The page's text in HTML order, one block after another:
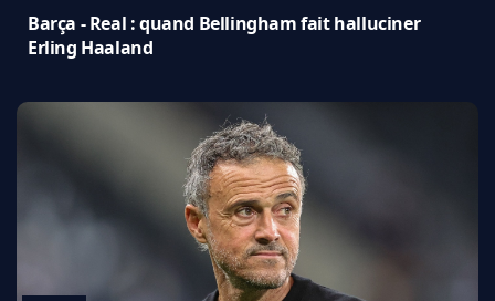
Barça - Real : quand Bellingham fait halluciner
Erling Haaland